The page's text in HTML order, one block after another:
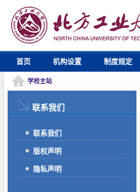
首页 机构设置 制度规定
学校主站
联系我们
联系我们
版权声明
隐私声明